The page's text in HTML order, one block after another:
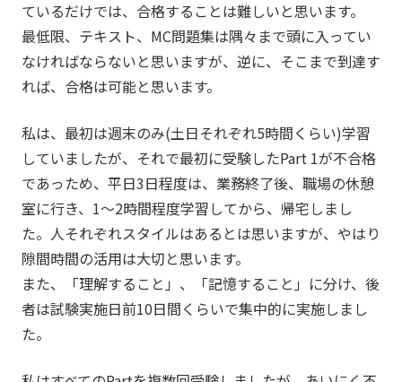
ているだけでは、合格することは難しいと思います。
最低限、テキスト、MC問題集は隅々まで頭に入ってい
なければならないと思いますが、逆に、そこまで到達す
れば、合格は可能と思います。
私は、最初は週末のみ(土日それぞれ5時間くらい)学習
していましたが、それで最初に受験したPart 1が不合格
であっため、平日3日程度は、業務終了後、職場の休憩
室に行き、1～2時間程度学習してから、帰宅しまし
た。人それぞれスタイルはあるとは思いますが、やはり
隙間時間の活用は大切と思います。
また、「理解すること」、「記憶すること」に分け、後
者は試験実施日前10日間くらいで集中的に実施しまし
た。